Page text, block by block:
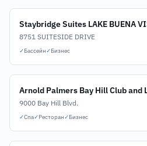
Staybridge Suites LAKE BUENA
8751 SUITESIDE DRIVE
✓Бассейн✓Бизнес
Arnold Palmers Bay Hill Club and
9000 Bay Hill Blvd.
✓Спа✓Ресторан✓Бизнес